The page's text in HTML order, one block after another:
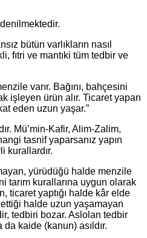
bütün varlıkların nasıl
fıtri ve mantıki tüm tedbir ve
varır. Bağını, bahçesini
işleyen ürün alır. Ticaret yapan
eden uzun yaşar.”
Mü’min-Kafir, Alim-Zalim,
tasnif yaparsanız yapın
kurallardır.
yürüdüğü halde menzile
tarım kurallarına uygun olarak
ticaret yaptığı halde kâr elde
halde uzun yaşamayan
tedbiri bozar. Aslolan tedbir
kaide (kanun) asıldır.